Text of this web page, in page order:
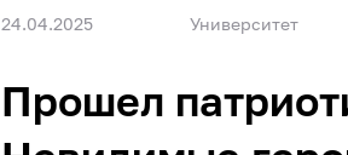
24.04.2025 Университет
Прошел